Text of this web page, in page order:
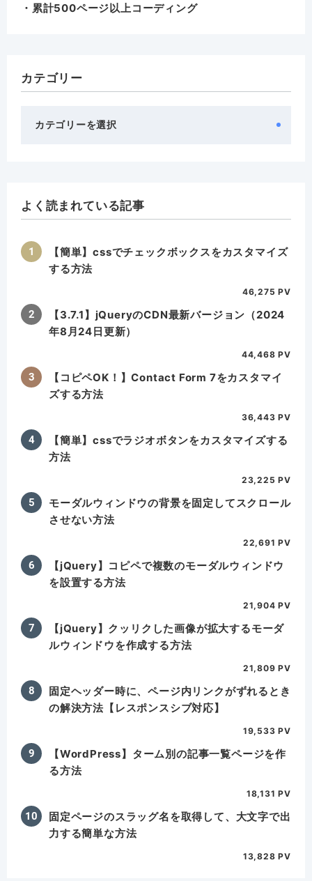
・累計500ページ以上コーディング
カテゴリー
よく読まれている記事
【簡単】cssでチェックボックスをカスタマイズ
する方法
46,275 PV
【3.7.1】jQueryのCDN最新バージョン（2024
年8月24日更新）
44,468 PV
【コピペOK！】Contact Form 7をカスタマイ
ズする方法
36,443 PV
【簡単】cssでラジオボタンをカスタマイズする
方法
23,225 PV
モーダルウィンドウの背景を固定してスクロール
させない方法
22,691 PV
【jQuery】コピペで複数のモーダルウィンドウ
を設置する方法
21,904 PV
【jQuery】クッリクした画像が拡大するモーダ
ルウィンドウを作成する方法
21,809 PV
固定ヘッダー時に、ページ内リンクがずれるとき
の解決方法【レスポンスシブ対応】
19,533 PV
【WordPress】ターム別の記事一覧ページを作
る方法
18,131 PV
固定ページのスラッグ名を取得して、大文字で出
力する簡単な方法
13,828 PV